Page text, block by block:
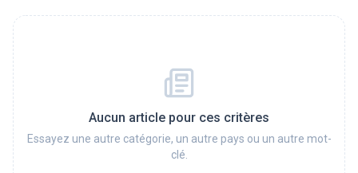
Aucun article pour ces critères
Essayez une autre catégorie, un autre pays ou un autre mot-
clé.